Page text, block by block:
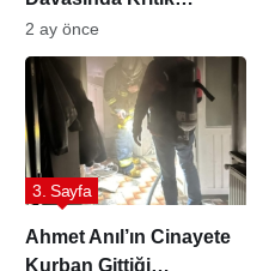
Dönemeç: Savcıdan
Ağırlaştırılmış Müebbet
Talebi
2 ay önce
Ahmet Anıl’ın Cinayete
Kurban Gittiği
3. Sayfa